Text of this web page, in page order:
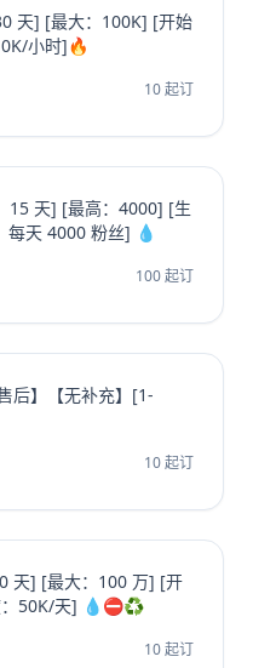
天] [最大：100K] [开始
小时]🔥
10 起订
15 天] [最高：4000] [生
每天 4000 粉丝] 💧
100 起订
后】【无补充】[1-
10 起订
天] [最大：100 万] [开
：50K/天] 💧⛔️♻️
10 起订